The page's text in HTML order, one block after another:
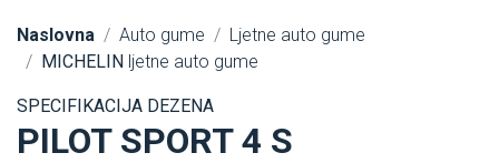
Naslovna Auto gume
Ljetne auto gume
MICHELIN ljetne auto gume
SPECIFIKACIJA DEZENA
PILOT SPORT 4 S